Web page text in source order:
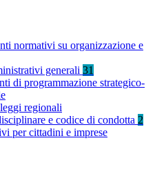
normativi su organizzazione e
generali 31
di programmazione strategico-
regionali
e codice di condotta 2
per cittadini e imprese